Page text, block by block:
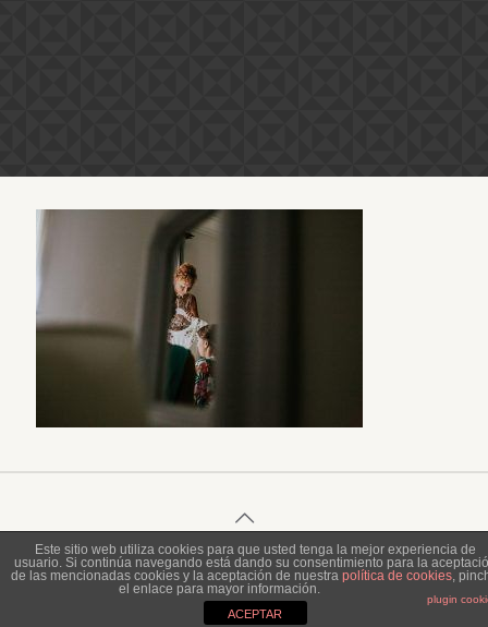
© 2023 Piel de Gallina Fotografía
Este sitio web utiliza cookies para que usted tenga la mejor experiencia de
usuario. Si continúa navegando está dando su consentimiento para la
de las mencionadas cookies y la aceptación de nuestra política de cookies,
el enlace para mayor información.
plugin
ACEPTAR